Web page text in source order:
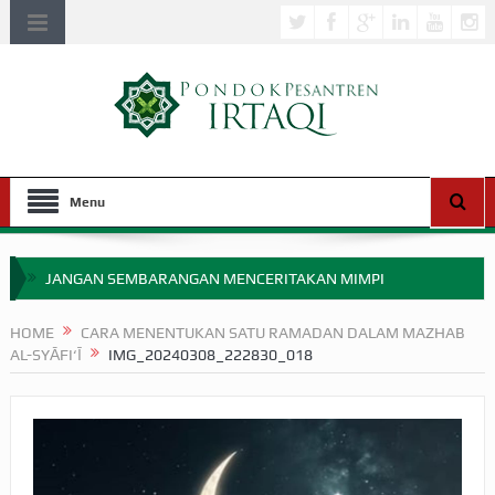
Menu
JANGAN SEMBARANGAN MENCERITAKAN MIMPI
MIMPI YANG DIABAIKAN MENJELANG PERANG BADAR
SEBELUM TIBA SAAT WAJIB?
HAKIKAT NIKMAT DI DUNIA!
HOME
CARA MENENTUKAN SATU RAMADAN DALAM MAZHAB
AL-SYĀFI‘Ī
IMG_20240308_222830_018